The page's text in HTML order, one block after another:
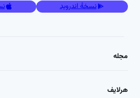
مجله
هرلایف
نسخۀ اندروید